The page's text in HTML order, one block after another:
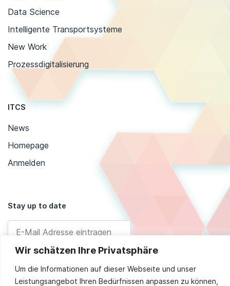
Wir schätzen Ihre Privatsphäre
Um die Informationen auf dieser Webseite und unser
Leistungsangebot Ihren Bedürfnissen anpassen zu können,
Data Science
Intelligente Transportsysteme
New Work
Prozessdigitalisierung
ITCS
News
Homepage
Anmelden
Stay up to date
Alternative: